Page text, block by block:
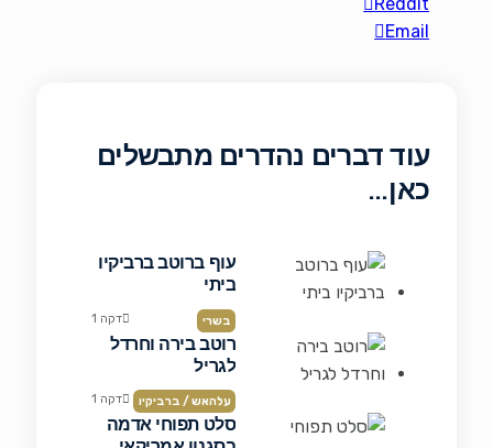
Email
עוד דברים נהדרים מתבשלים
כאן…
עוף ברוטב ברביקיו
ביתי
בשרי דקה 1
רוטב בירה וחרדל
לגריל
עלהאש / ברביקיו דקה 1
סלט תפוחי אדמה